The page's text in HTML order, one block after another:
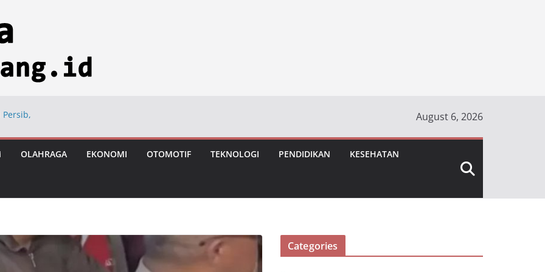
di Hayam
August 6, 2026
OLAHRAGA EKONOMI OTOMOTIF TEKNOLOGI PENDIDIKAN KESEHATAN
Categories